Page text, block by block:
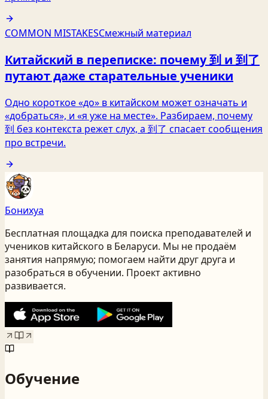
COMMON MISTAKESСмежный материал
Китайский в переписке: почему 到 и 到了
путают даже старательные ученики
Одно короткое «до» в китайском может означать и
«добраться», и «я уже на месте». Разбираем, почему
到 без контекста режет слух, а 到了 спасает сообщения
про встречи.
Бонихуа
Бесплатная площадка для поиска преподавателей и
учеников китайского в Беларуси. Мы не продаём
занятия напрямую; помогаем найти друг друга и
разобраться в обучении. Проект активно
развивается.
Обучение